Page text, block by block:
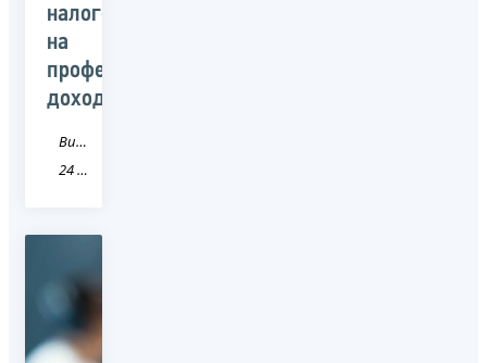
налоге
на
профессиональный
доход
Видео
24 Красноярский край